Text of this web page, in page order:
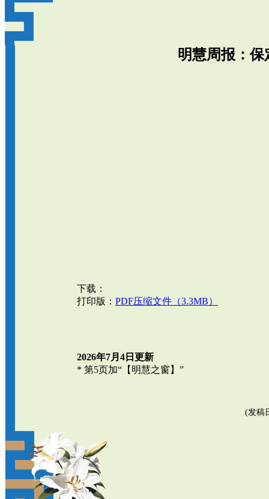
明慧周报：保
下载：
打印版： PDF压缩文件（3.3MB）
2026年7月4日更新
* 第5页加“【明慧之窗】”
(发稿